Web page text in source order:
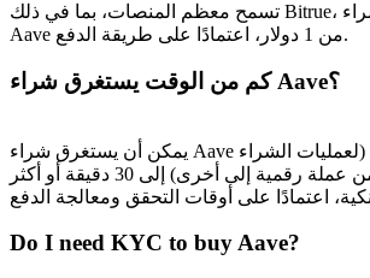
تسمح معظم المنصات، بما في ذلك Bitrue، للمستخدمين بشراء
Aave من 1 دولار، اعتمادًا على طريقة الدفع.
كم من الوقت يستغرق شراء Aave؟
يمكن أن يستغرق شراء Aave من بضع دقائق (لعمليات الشراء
بالبطاقة أو من عملة رقمية إلى أخرى) إلى 30 دقيقة أو أكثر
Do I need KYC to buy Aave?